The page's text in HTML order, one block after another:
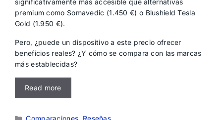
significativamente más accesible que alternativas
premium como Somavedic (1.450 €) o Blushield Tesla
Gold (1.950 €).
Pero, ¿puede un dispositivo a este precio ofrecer
beneficios reales? ¿Y cómo se compara con las marcas
más establecidas?
Read more
Categorías
Comparaciones, Reseñas